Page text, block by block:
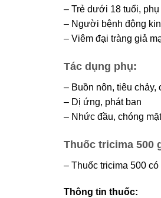
– Trẻ dưới 18 tuổi,
– Người bệnh động
– Viêm đại tràng giả
Tác dụng phụ:
– Buồn nôn, tiêu chảy,
– Dị ứng, phát ban
– Nhức đầu, chóng
Thuốc tricima 500
– Thuốc tricima 500
Thông tin thuốc: